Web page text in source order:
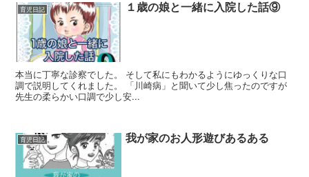
育児日記 １歳の娘と一緒に入院した話⑨
本当に丁寧な診察でした。 そして私にもわかるようにゆっくりな口
調で説明してくれました。 「川崎病」と聞いて少し焦ったのですが
先生の柔らかい口調で少し安...
育児日記 我が家のお人形遊びあるある